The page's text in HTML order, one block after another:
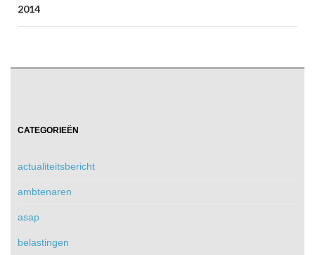
2014
CATEGORIEËN
actualiteitsbericht
ambtenaren
asap
belastingen